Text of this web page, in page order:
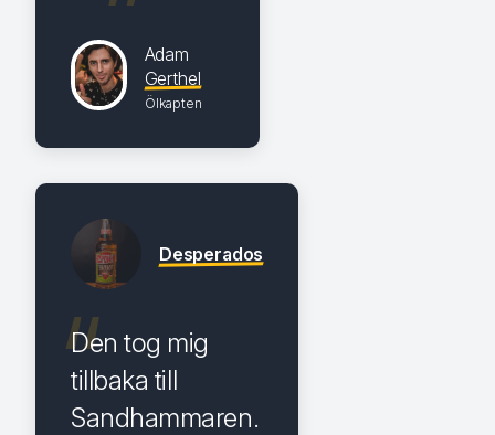
Adam
Gerthel
Ölkapten
Desperados
Den tog mig
tillbaka till
Sandhammaren.